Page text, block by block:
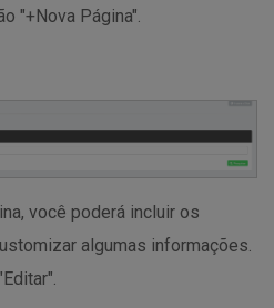
"+Nova Página".
você poderá incluir os
algumas informações.